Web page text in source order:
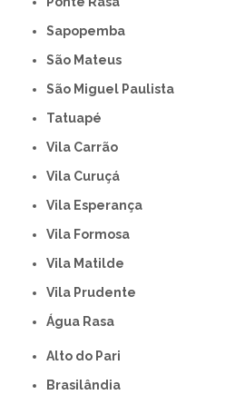
Sapopemba
São Mateus
São Miguel Paulista
Tatuapé
Vila Carrão
Vila Curuçá
Vila Esperança
Vila Formosa
Vila Matilde
Vila Prudente
Água Rasa
Alto do Pari
Brasilândia